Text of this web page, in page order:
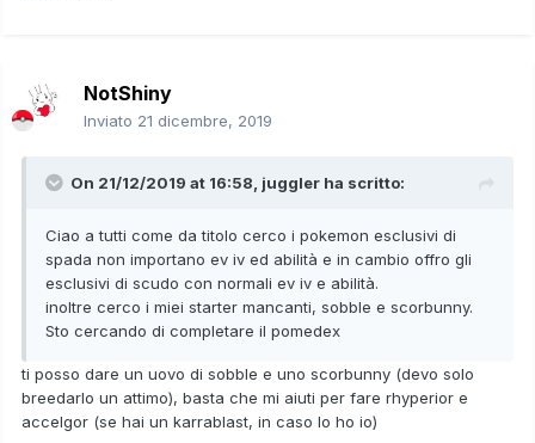
NotShiny
Inviato 21 dicembre, 2019
On 21/12/2019 at 16:58, juggler ha scritto:
Ciao a tutti come da titolo cerco i pokemon esclusivi di
spada non importano ev iv ed abilità e in cambio offro gli
esclusivi di scudo con normali ev iv e abilità.
inoltre cerco i miei starter mancanti, sobble e scorbunny.
Sto cercando di completare il pomedex
ti posso dare un uovo di sobble e uno scorbunny (devo solo
breedarlo un attimo), basta che mi aiuti per fare rhyperior e
accelgor (se hai un karrablast, in caso lo ho io)